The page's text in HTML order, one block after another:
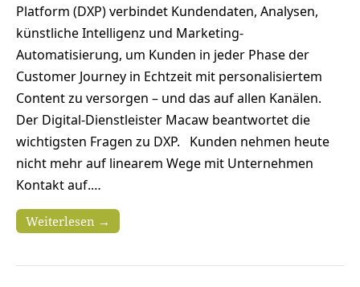
Platform (DXP) verbindet Kundendaten, Analysen,
künstliche Intelligenz und Marketing-
Automatisierung, um Kunden in jeder Phase der
Customer Journey in Echtzeit mit personalisiertem
Content zu versorgen – und das auf allen Kanälen.
Der Digital-Dienstleister Macaw beantwortet die
wichtigsten Fragen zu DXP. Kunden nehmen heute
nicht mehr auf linearem Wege mit Unternehmen
Kontakt auf.…
Weiterlesen →